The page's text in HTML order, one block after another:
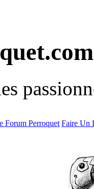
Forum Perroquet Faire Un